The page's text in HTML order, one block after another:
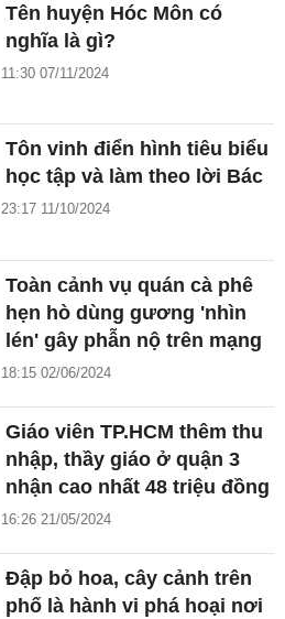
Tên huyện Hóc Môn có
nghĩa là gì?
11:30 07/11/2024
Tôn vinh điển hình tiêu biểu
học tập và làm theo lời Bác
23:17 11/10/2024
Toàn cảnh vụ quán cà phê
hẹn hò dùng gương 'nhìn
lén' gây phẫn nộ trên mạng
18:15 02/06/2024
Giáo viên TP.HCM thêm thu
nhập, thầy giáo ở quận 3
nhận cao nhất 48 triệu đồng
16:26 21/05/2024
Đập bỏ hoa, cây cảnh trên
phố là hành vi phá hoại nơi